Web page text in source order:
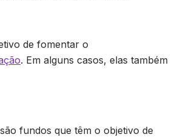
de fomentar o
. Em alguns casos, elas também
fundos que têm o objetivo de